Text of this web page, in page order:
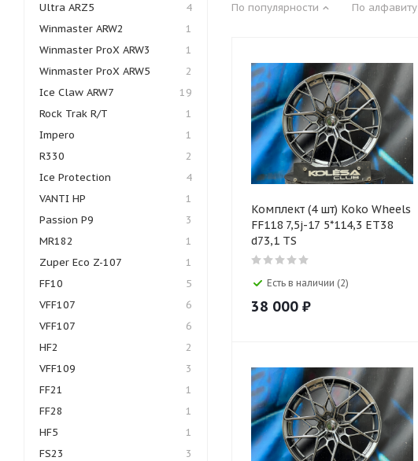
По популярности По алфавиту
Комплект (4 шт) Koko Wheels
FF118 7,5j-17 5*114,3 ET38
d73,1 TS
Есть в наличии (2)
38 000 ₽
Ultra ARZ5
4
Winmaster ARW2
1
Winmaster ProX ARW3
1
Winmaster ProX ARW5
2
Ice Claw ARW7
19
Rock Trak R/T
1
Impero
1
R330
2
Ice Protection
4
VANTI HP
1
Passion P9
3
MR182
1
Zuper Eco Z-107
1
FF10
5
VFF107
6
VFF107
6
HF2
2
VFF109
3
FF21
1
FF28
1
HF5
1
FS23
3